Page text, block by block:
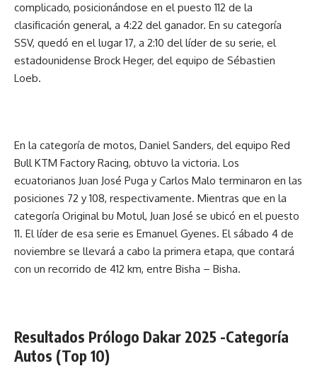
complicado, posicionándose en el puesto 112 de la
clasificación general, a 4:22 del ganador. En su categoría
SSV, quedó en el lugar 17, a 2:10 del líder de su serie, el
estadounidense Brock Heger, del equipo de Sébastien
Loeb.
En la categoría de motos, Daniel Sanders, del equipo Red
Bull KTM Factory Racing, obtuvo la victoria. Los
ecuatorianos Juan José Puga y Carlos Malo terminaron en las
posiciones 72 y 108, respectivamente. Mientras que en la
categoría Original bu Motul, Juan José se ubicó en el puesto
11. El líder de esa serie es Emanuel Gyenes. El sábado 4 de
noviembre se llevará a cabo la primera etapa, que contará
con un recorrido de 412 km, entre Bisha – Bisha.
Resultados Prólogo Dakar 2025 -Categoría
Autos (Top 10)